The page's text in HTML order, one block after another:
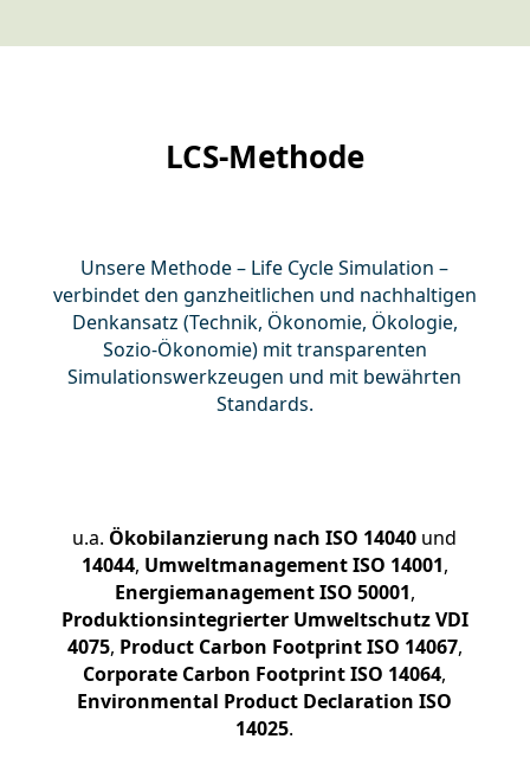
LCS-Methode
Unsere Methode – Life Cycle Simulation –
verbindet den ganzheitlichen und nachhaltigen
Denkansatz (Technik, Ökonomie, Ökologie,
Sozio-Ökonomie) mit transparenten
Simulationswerkzeugen und mit bewährten
Standards.
u.a. Ökobilanzierung nach ISO 14040 und
14044, Umweltmanagement ISO 14001,
Energiemanagement ISO 50001,
Produktionsintegrierter Umweltschutz VDI
4075, Product Carbon Footprint ISO 14067,
Corporate Carbon Footprint ISO 14064,
Environmental Product Declaration ISO
14025.